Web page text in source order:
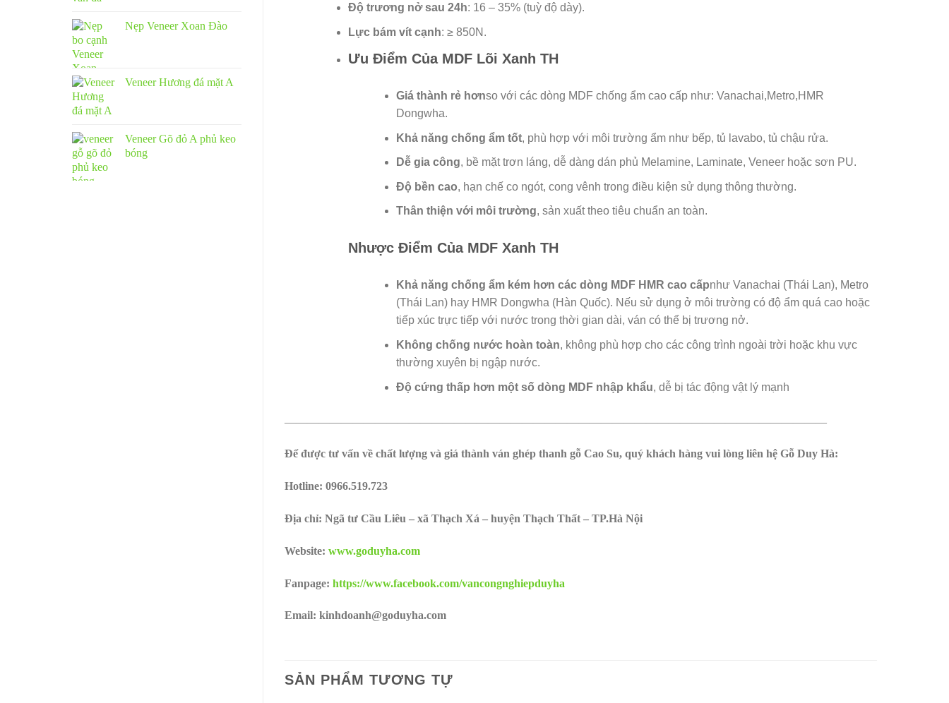
Nẹp Veneer Xoan Đào
Veneer Hương đá mặt A
Veneer Gõ đỏ A phủ keo
bóng
Độ trương nở sau 24h: 16 – 35% (tuỳ độ dày).
Lực bám vít cạnh: ≥ 850N.
Ưu Điểm Của MDF Lõi Xanh TH
Giá thành rẻ hơnso với các dòng MDF chống ẩm cao cấp như: Vanachai,Metro,HMR
Dongwha.
Khả năng chống ẩm tốt, phù hợp với môi trường ẩm như bếp, tủ lavabo, tủ chậu rửa.
Dễ gia công, bề mặt trơn láng, dễ dàng dán phủ Melamine, Laminate, Veneer hoặc sơn PU.
Độ bền cao, hạn chế co ngót, cong vênh trong điều kiện sử dụng thông thường.
Thân thiện với môi trường, sản xuất theo tiêu chuẩn an toàn.
Nhược Điểm Của MDF Xanh TH
Khả năng chống ẩm kém hơn các dòng MDF HMR cao cấpnhư Vanachai (Thái Lan), Metro
(Thái Lan) hay HMR Dongwha (Hàn Quốc). Nếu sử dụng ở môi trường có độ ẩm quá cao hoặc
tiếp xúc trực tiếp với nước trong thời gian dài, ván có thể bị trương nở.
Không chống nước hoàn toàn, không phù hợp cho các công trình ngoài trời hoặc khu vực
thường xuyên bị ngập nước.
Độ cứng thấp hơn một số dòng MDF nhập khẩu, dễ bị tác động vật lý mạnh
————————————————————————————————————————————————
Để được tư vấn về chất lượng và giá thành ván ghép thanh gỗ Cao Su, quý khách hàng vui lòng liên hệ Gỗ Duy Hà:
Hotline: 0966.519.723
Địa chỉ: Ngã tư Cầu Liêu – xã Thạch Xá – huyện Thạch Thất – TP.Hà Nội
Website: www.goduyha.com
Fanpage: https://www.facebook.com/vancongnghiepduyha
Email: kinhdoanh@goduyha.com
SẢN PHẨM TƯƠNG TỰ